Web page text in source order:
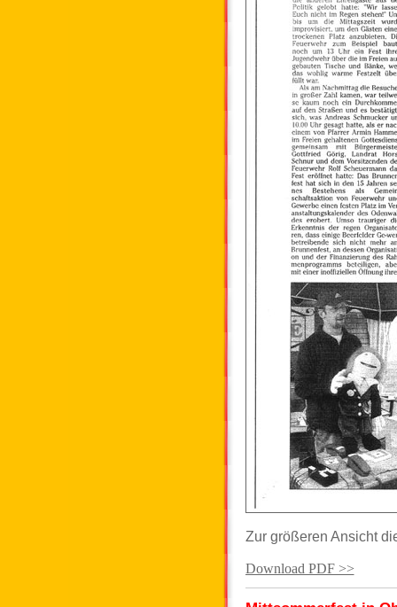
Zur größeren Ansicht
Download PDF >>